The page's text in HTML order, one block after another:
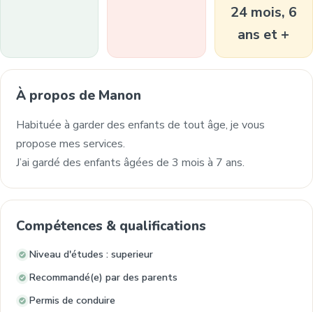
24 mois, 6
ans et +
À propos de Manon
Habituée à garder des enfants de tout âge, je vous
propose mes services.
J’ai gardé des enfants âgées de 3 mois à 7 ans.
Compétences & qualifications
Niveau d'études : superieur
Recommandé(e) par des parents
Permis de conduire